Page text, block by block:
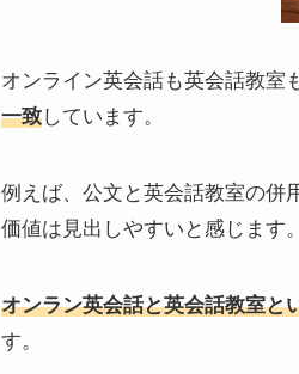
オンライン英会話も英会話教室
一致しています。
例えば、公文と英会話教室の併
価値は見出しやすいと感じます。
オンラン英会話と英会話教室と
す。